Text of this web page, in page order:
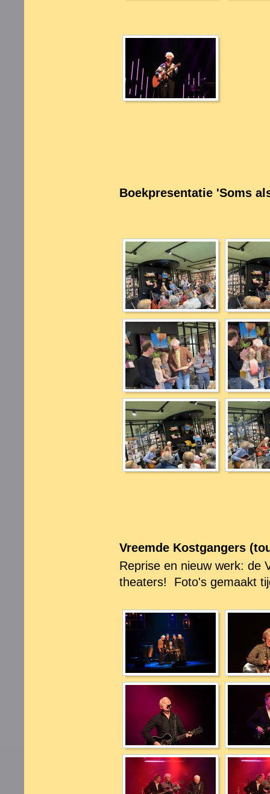
Boekpresentatie 'Soms
Vreemde Kostgangers
Reprise en nieuw werk: de
theaters! Foto's gemaakt